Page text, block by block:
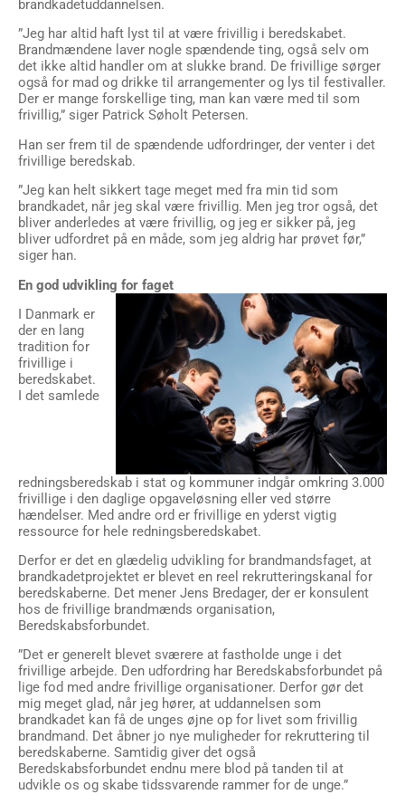
brandkadetuddannelsen.
”Jeg har altid haft lyst til at være frivillig i beredskabet.
Brandmændene laver nogle spændende ting, også selv om
det ikke altid handler om at slukke brand. De frivillige sørger
også for mad og drikke til arrangementer og lys til festivaller.
Der er mange forskellige ting, man kan være med til som
frivillig,” siger Patrick Søholt Petersen.
Han ser frem til de spændende udfordringer, der venter i det
frivillige beredskab.
”Jeg kan helt sikkert tage meget med fra min tid som
brandkadet, når jeg skal være frivillig. Men jeg tror også, det
bliver anderledes at være frivillig, og jeg er sikker på, jeg
bliver udfordret på en måde, som jeg aldrig har prøvet før,”
siger han.
En god udvikling for faget
I Danmark er
der en lang
tradition for
frivillige i
beredskabet.
I det samlede
redningsberedskab i stat og kommuner indgår omkring 3.000
frivillige i den daglige opgaveløsning eller ved større
hændelser. Med andre ord er frivillige en yderst vigtig
ressource for hele redningsberedskabet.
Derfor er det en glædelig udvikling for brandmandsfaget, at
brandkadetprojektet er blevet en reel rekrutteringskanal for
beredskaberne. Det mener Jens Bredager, der er konsulent
hos de frivillige brandmænds organisation,
Beredskabsforbundet.
”Det er generelt blevet sværere at fastholde unge i det
frivillige arbejde. Den udfordring har Beredskabsforbundet på
lige fod med andre frivillige organisationer. Derfor gør det
mig meget glad, når jeg hører, at uddannelsen som
brandkadet kan få de unges øjne op for livet som frivillig
brandmand. Det åbner jo nye muligheder for rekruttering til
beredskaberne. Samtidig giver det også
Beredskabsforbundet endnu mere blod på tanden til at
udvikle os og skabe tidssvarende rammer for de unge.”